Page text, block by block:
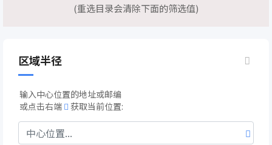
(重选目录会清除下面的筛选值)
区域半径
输入中心位置的地址或邮编
或点击右端
获取当前位置: